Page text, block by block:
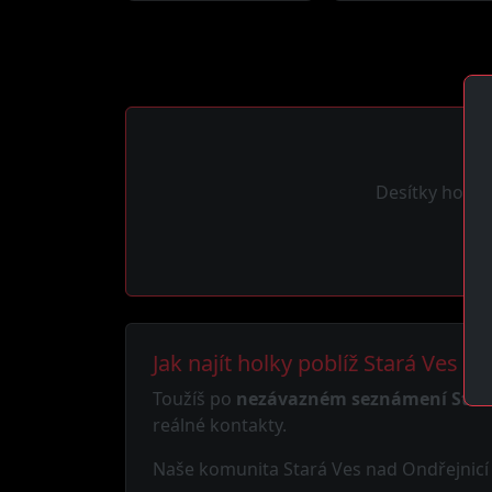
Desítky
Jak najít holky poblíž Stará Ves
Toužíš po nezávazném seznámení
reálné kontakty.
Naše komunita Stará Ves nad